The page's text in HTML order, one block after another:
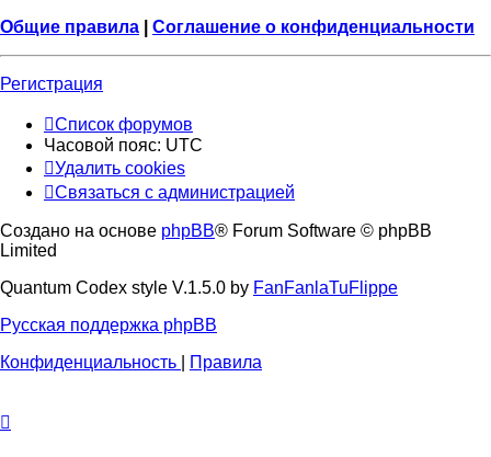
Общие правила
Соглашение о конфиденциальности
Регистрация
Список форумов
Часовой пояс: UTC
Удалить cookies
Связаться с администрацией
Создано на основе phpBB® Forum Software © phpBB
Limited
Quantum Codex style V.1.5.0 by FanFanlaTuFlippe
Русская поддержка phpBB
Конфиденциальность
Правила